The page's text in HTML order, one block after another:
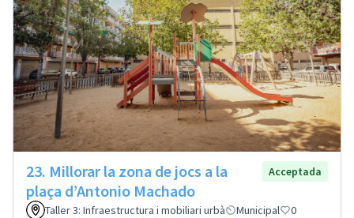
23. Millorar la zona de jocs a la
plaça d’Antonio Machado
Acceptada
Taller 3: Infraestructura i mobiliari urbà Municipal 0